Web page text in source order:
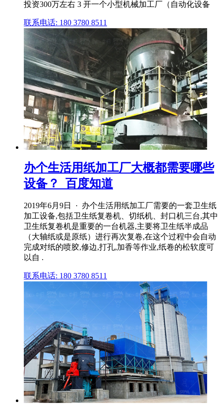
投资300万左右 3 开一个小型机械加工厂（自动化设备
联系电话: 180 3780 8511
办个生活用纸加工厂大概都需要哪些
设备？_百度知道
2019年6月9日 · 办个生活用纸加工厂需要的一套卫生纸
加工设备,包括卫生纸复卷机、切纸机、封口机三台,其中
卫生纸复卷机是重要的一台机器,主要将卫生纸半成品
（大轴纸或是原纸）进行再次复卷,在这个过程中会自动
完成对纸的喷胶,修边,打孔,加香等作业,纸卷的松软度可
以自 .
联系电话: 180 3780 8511